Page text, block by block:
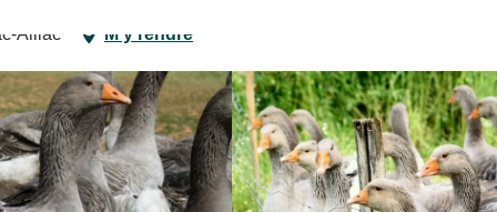
Aillac M'y rendre